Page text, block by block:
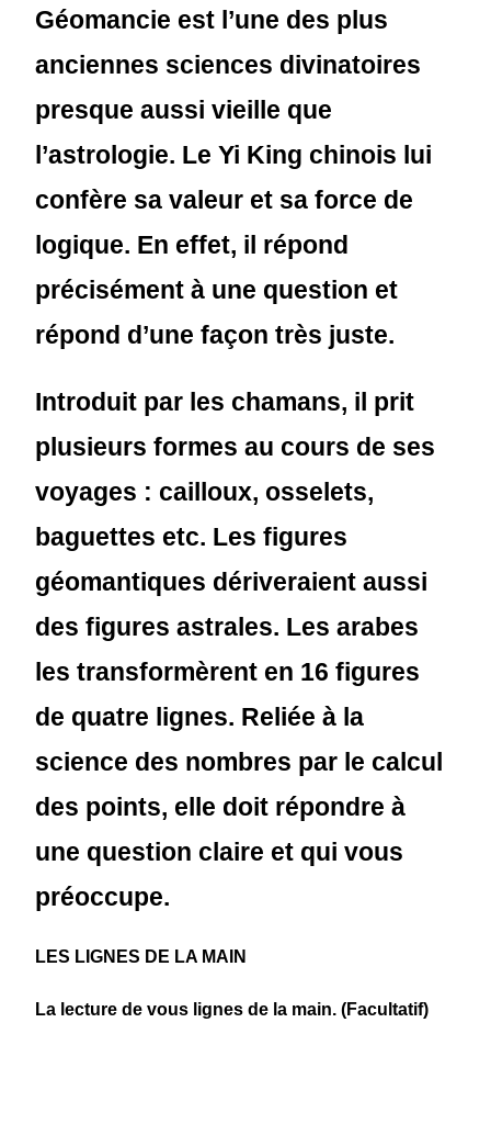
Géomancie est l’une des plus
anciennes sciences divinatoires
presque aussi vieille que
l’astrologie. Le Yi King chinois lui
confère sa valeur et sa force de
logique. En effet, il répond
précisément à une question et
répond d’une façon très juste.
Introduit par les chamans, il prit
plusieurs formes au cours de ses
voyages : cailloux, osselets,
baguettes etc. Les figures
géomantiques dériveraient aussi
des figures astrales. Les arabes
les transformèrent en 16 figures
de quatre lignes. Reliée à la
science des nombres par le calcul
des points, elle doit répondre à
une question claire et qui vous
préoccupe.
LES LIGNES DE LA MAIN
La lecture de vous lignes de la main. (Facultatif)